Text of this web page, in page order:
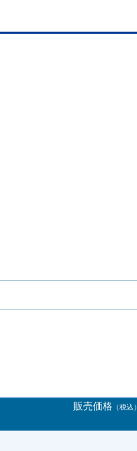
販売価格（税込）